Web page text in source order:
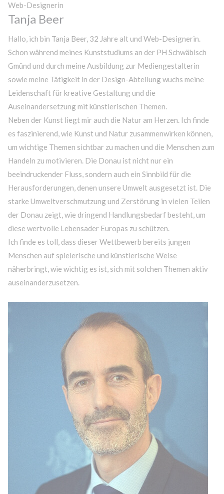
Web-Designerin
Tanja Beer
Hallo, ich bin Tanja Beer, 32 Jahre alt und Web-Designerin.
Schon während meines Kunststudiums an der PH Schwäbisch
Gmünd und durch meine Ausbildung zur Mediengestalterin
sowie meine Tätigkeit in der Design-Abteilung wuchs meine
Leidenschaft für kreative Gestaltung und die
Auseinandersetzung mit künstlerischen Themen.
Neben der Kunst liegt mir auch die Natur am Herzen. Ich finde
es faszinierend, wie Kunst und Natur zusammenwirken können,
um wichtige Themen sichtbar zu machen und die Menschen zum
Handeln zu motivieren. Die Donau ist nicht nur ein
beeindruckender Fluss, sondern auch ein Sinnbild für die
Herausforderungen, denen unsere Umwelt ausgesetzt ist. Die
starke Umweltverschmutzung und Zerstörung in vielen Teilen
der Donau zeigt, wie dringend Handlungsbedarf besteht, um
diese wertvolle Lebensader Europas zu schützen.
Ich finde es toll, dass dieser Wettbewerb bereits jungen
Menschen auf spielerische und künstlerische Weise
näherbringt, wie wichtig es ist, sich mit solchen Themen aktiv
auseinanderzusetzen.